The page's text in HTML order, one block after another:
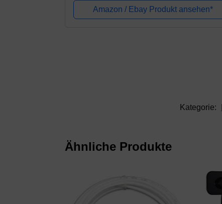
Schläuche in 22 mm Durchmesser
Amazon / Ebay Produkt ansehen*
Kategorie:
Ähnliche Produkte